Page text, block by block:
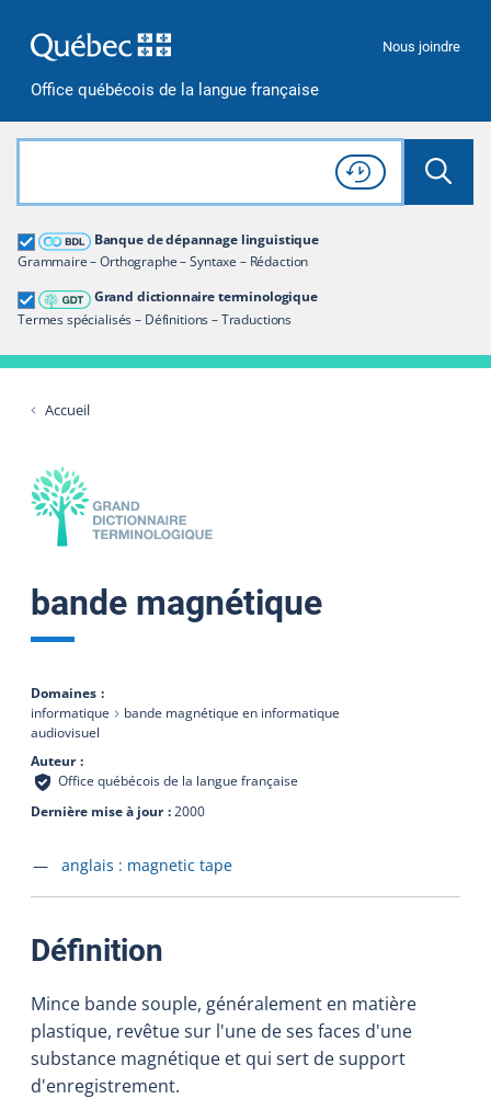
Office québécois de la langue française
Nous joindre
Rechercher dans tout le site
Lancer
Consulter l'
Historique
de recherche
Banque de dépannage linguistique
Grammaire – Orthographe – Syntaxe – Rédaction
Grand dictionnaire terminologique
Termes spécialisés – Définitions – Traductions
Grand dictionnaire terminologique
Restreindre aux termes
Accueil
bande magnétique
Domaines
informatique
bande magnétique en informatique
audiovisuel
Auteur
Office québécois de la langue française
Dernière mise à jour 2000
Accéder à la fiche en
anglais : magnetic tape
Définition
Mince bande souple, généralement en matière
plastique, revêtue sur l'une de ses faces d'une
substance magnétique et qui sert de support
d'enregistrement.